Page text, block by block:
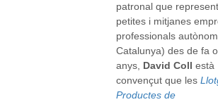
patronal que
petites i mitjanes
professionals
Catalunya) des de fa
anys, David Coll està
convençut que les
Productes de